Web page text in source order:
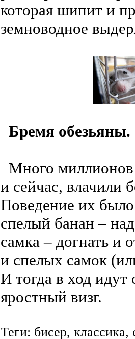
которая шипит и
земноводное
Бремя обезьяны.
Много миллионов
и сейчас, влачили
Поведение их
спелый банан –
самка – догнать и
и спелых самок
И тогда в ход
яростный визг.
Теги: бисер,